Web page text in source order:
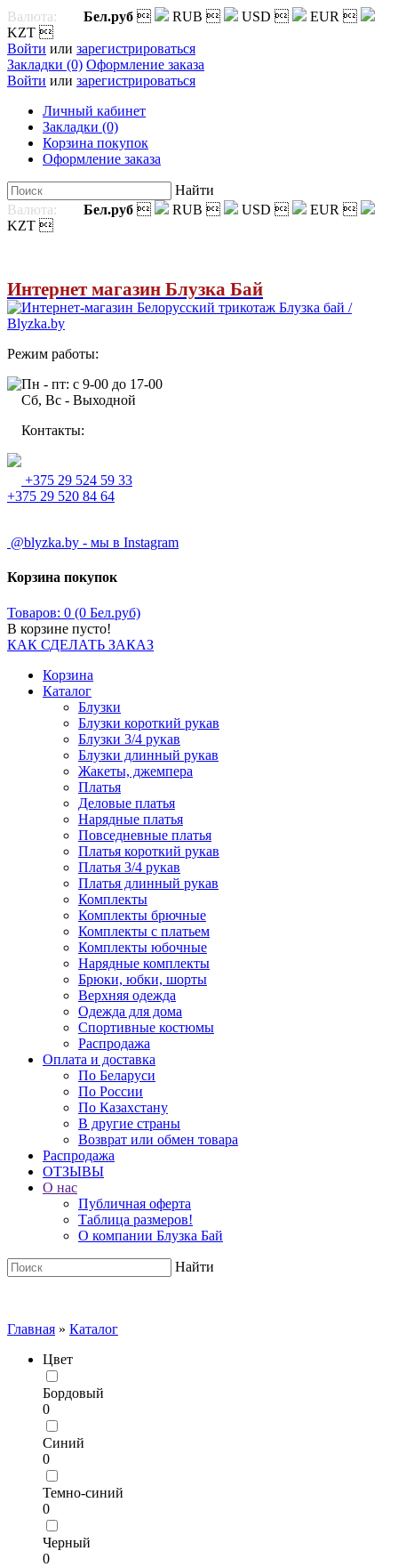
Валюта: Бел.руб  RUB  USD  EUR 
KZT 
Войти или зарегистрироваться
Закладки (0) Оформление заказа
Войти или зарегистрироваться
Личный кабинет
Закладки (0)
Корзина покупок
Оформление заказа
Найти
Валюта:
Бел.руб  RUB  USD  EUR 
KZT 
Интернет магазин Блузка Бай
Режим работы:
Пн - пт: с 9-00 до 17-00
Сб, Вс - Выходной
Контакты:
+375 29 524 59 33
+375 29 520 84 64
@blyzka.by - мы в Instagram
Корзина покупок
Товаров: 0 (0 Бел.руб)
В корзине пусто!
КАК СДЕЛАТЬ ЗАКАЗ
Корзина
Каталог
Блузки
Блузки короткий рукав
Блузки 3/4 рукав
Блузки длинный рукав
Жакеты, джемпера
Платья
Деловые платья
Нарядные платья
Повседневные платья
Платья короткий рукав
Платья 3/4 рукав
Платья длинный рукав
Комплекты
Комплекты брючные
Комплекты с платьем
Комплекты юбочные
Нарядные комплекты
Брюки, юбки, шорты
Верхняя одежда
Одежда для дома
Спортивные костюмы
Распродажа
Оплата и доставка
По Беларуси
По России
По Казахстану
В другие страны
Возврат или обмен товара
Распродажа
ОТЗЫВЫ
О нас
Публичная оферта
Таблица размеров!
О компании Блузка Бай
Найти
Главная » Каталог
Цвет
Бордовый
0
Синий
0
Темно-синий
0
Черный
0